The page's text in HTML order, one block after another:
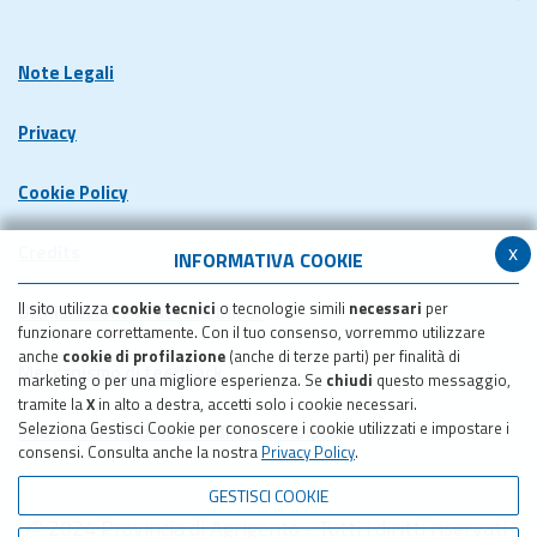
x
INFORMATIVA COOKIE
Il sito utilizza cookie tecnici o tecnologie simili necessari per
funzionare correttamente. Con il tuo consenso, vorremmo utilizzare
anche cookie di profilazione (anche di terze parti) per finalità di
marketing o per una migliore esperienza. Se chiudi questo messaggio,
tramite laX in alto a destra, accetti solo i cookie necessari.
Seleziona Gestisci Cookie per conoscere i cookie utilizzati e impostare i
consensi. Consulta anche la nostra Privacy Policy.
GESTISCI COOKIE
Note Legali
Privacy
Cookie Policy
Dichiarazione di accessibilita'
Meccanismo di feedback
Pubblicazione obiettivi di accessibilita'
© 2024 Provincia di Agrigento - Tutti i diritti riservati